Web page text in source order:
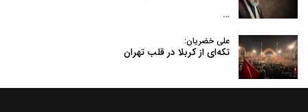
…
علی خضریان:
تکه‌ای از کربلا در قلب تهران